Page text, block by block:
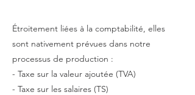
Étroitement liées à la comptabilité, elles
sont nativement prévues dans notre
processus de production :
- Taxe sur la valeur ajoutée (TVA)
- Taxe sur les salaires (TS)